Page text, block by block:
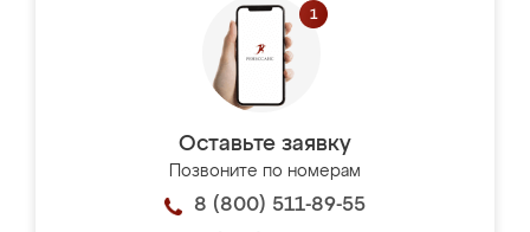
Оставьте заявку
Позвоните по номерам
8 (800) 511-89-55